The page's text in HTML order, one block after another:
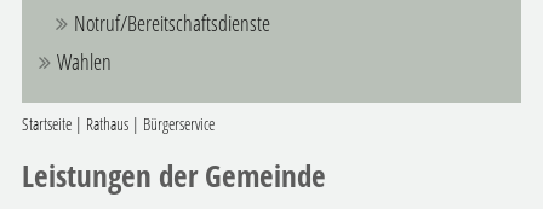
Notruf/Bereitschaftsdienste
Wahlen
Startseite| Rathaus| Bürgerservice
Leistungen der Gemeinde